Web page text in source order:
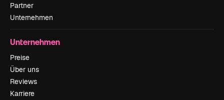
Partner
Unternehmen
Unternehmen
Preise
Über uns
Reviews
Karriere